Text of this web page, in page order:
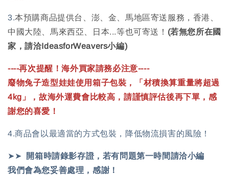
3.本預購商品提供台、澎、金、馬地區寄送服務， 香港、
中國大陸、馬來西亞、日本...等也可寄送！ (若無您所在國
家，請洽IdeasforWeavers小編)
----再次提醒！海外買家請務必注意----
廢物兔子造型娃娃使用箱子包裝，
「材積換算重量將超過
4 kg」，故海外運費會比較高，請謹慎評估後再下單，感
謝您的喜愛！
4.商品會以最適當的方式包裝，降低物流損害的風險！
➤➤ 開箱時請錄影存證， 若有問題第一時間請洽小編
我們會為您妥善處理，感謝！